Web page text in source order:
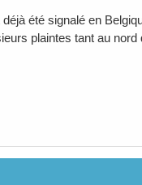
déjà été signalé en
plaintes tant au